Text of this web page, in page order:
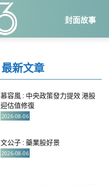
封面故事
最新文章
慕容風 : 中央政策發力提效 港股
迎估值修復
2026-08-06
文公子 : 藥業股好景
2026-08-06